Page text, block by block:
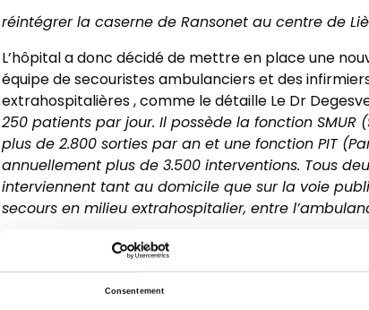
Consentement
réintégrer la caserne de Ransonet au centre de
L’hôpital a donc décidé de mettre en place une
équipe de secouristes ambulanciers et des
extrahospitalières , comme le détaille Le Dr
250 patients par jour. Il possède la fonction
plus de 2.800 sorties par an et une fonction PIT
annuellement plus de 3.500 interventions. Tous
interviennent tant au domicile que sur la voie
secours en milieu extrahospitalier, entre
Et dans les faits ?« L’équipe est constituée au
disposant du titre particulier en soins intensifs et
« En plus du matériel ambulancier de base,